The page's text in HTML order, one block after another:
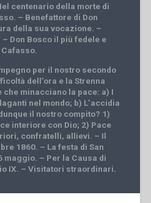
centenario della morte di
– Benefattore di Don
della sua vocazione. –
Don Bosco il più fedele e
per il nostro secondo
dell’ora e la Strenna
che minacciano la pace: a) I
nel mondo; b) L’accidia
il nostro compito? 1)
interiore con Dio; 2) Pace
confratelli, allievi. – Il
1860. – La festa di San
maggio. – Per la Causa di
IX. – Visitatori straordinari.